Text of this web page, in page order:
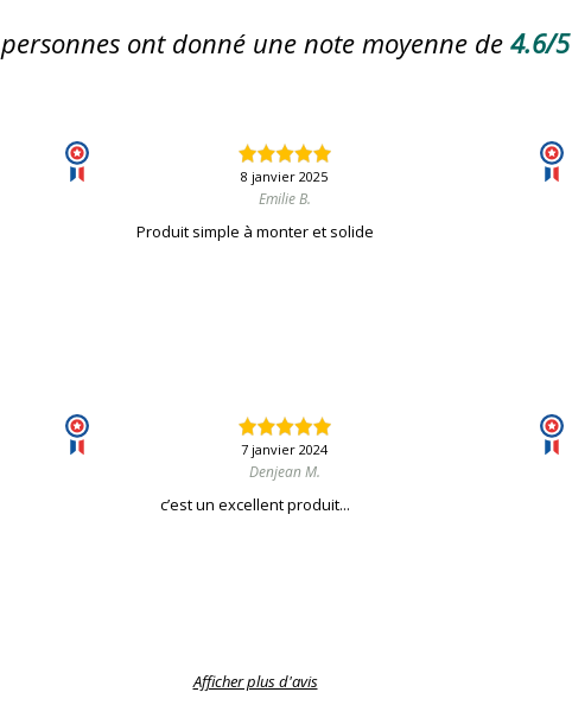
personnes ont donné une note moyenne de 4.6/5
8 janvier 2025
Emilie B.
Produit simple à monter et solide
7 janvier 2024
Denjean M.
c’est un excellent produit...
Afficher plus d'avis